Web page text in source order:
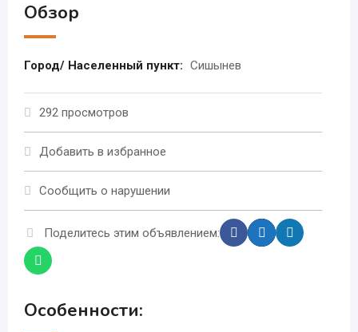
Обзор
Город/ Населенный пункт: Сишынев
292 просмотров
Добавить в избранное
Сообщить о нарушении
Поделитесь этим объявлением:
Особенности: